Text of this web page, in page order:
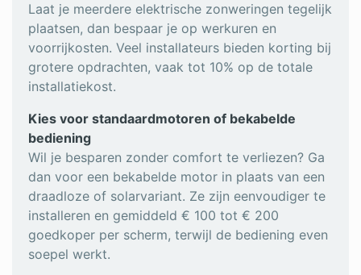
Laat je meerdere elektrische zonweringen tegelijk
plaatsen, dan bespaar je op werkuren en
voorrijkosten. Veel installateurs bieden korting bij
grotere opdrachten, vaak tot 10% op de totale
installatiekost.
Kies voor standaardmotoren of bekabelde
bediening
Wil je besparen zonder comfort te verliezen? Ga
dan voor een bekabelde motor in plaats van een
draadloze of solarvariant. Ze zijn eenvoudiger te
installeren en gemiddeld € 100 tot € 200
goedkoper per scherm, terwijl de bediening even
soepel werkt.